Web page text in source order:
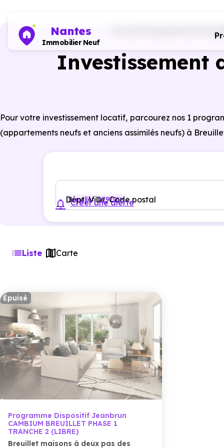
Nantes
Immobilier Neuf
Programmes
Investissement
Pour votre investissement locatif, parcourez nos 1
(appartements neufs et anciens assimilés neufs) à
Dépt, Ville, Code postal
Breuillet (17920)
Créer une alerte
Liste Carte
Épuisé
Programme Dispositif Jeanbrun
CAMBIUM BREUILLET PHASE 1
TRANCHE 2 (LIBRE)
Breuillet maisons à deux pas des